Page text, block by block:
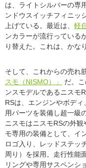
は、ライトシルバーの専
ンドウスイッチフィニッ
上げている。最近は、 軽
ンカラーが流行っている
り替えた。これは、かな
そして、これからの売れ
スモ（NISMO）」
だ。
ンスモデルであるニスモ
RSは、エンジンやボデ
用パーツを装備し超一級
ニスモはニスモRSの外
モ専用の装備として、イ
ロゴ入り、レッドステッ
周り）を採用。走行性能
リングや専用サスペンシ